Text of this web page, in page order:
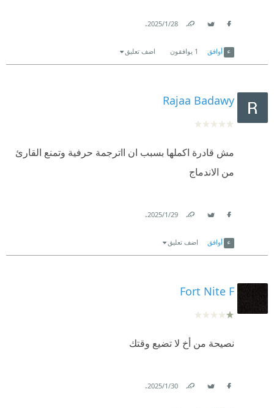
28‏/1‏/2025
.
أوافق 1 يوافقون اضف تعليق
Rajaa Badawy
مش قادرة اكملها بسبب ان ااترجمة حرفية وتمنع القارئ
من الاندماج
29‏/1‏/2025
.
أوافق اضف تعليق
Fort Nite F
نصيحة من أخ لا تضيع وقتك
30‏/1‏/2025
.